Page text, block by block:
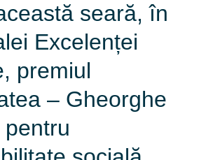
seară, în
Excelenței
premiul
– Gheorghe
pentru